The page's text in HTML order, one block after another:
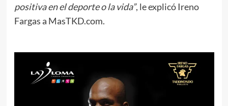
positiva en el deporte o la vida”, le explicó Ireno
Fargas a MasTKD.com.